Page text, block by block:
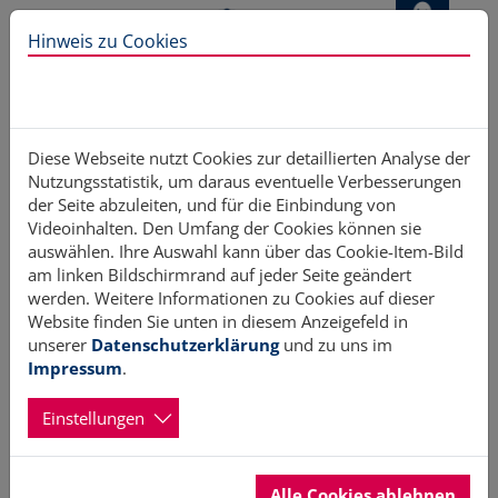
Direkt zur Hauptnavigation springen
Direkt zum Inhalt springen
Freiwilligensurvey: Bericht zur Lage
von Engagement und Ehrenamt
veröffentlicht
18.11.2025
Der Kurzbericht des 6. Deutschen Freiwilligensurveys (FWS
Staatsministerin für Sport und Ehrenamt im Kanzleramt,
Hinweis zu Cookies
Diese Webseite nutzt Cookies zur detaillierten Analyse der
Nutzungsstatistik, um daraus eventuelle Verbesserungen
der Seite abzuleiten, und für die Einbindung von
Videoinhalten. Den Umfang der Cookies können sie
auswählen. Ihre Auswahl kann über das Cookie-Item-Bild
am linken Bildschirmrand auf jeder Seite geändert
werden. Weitere Informationen zu Cookies auf dieser
Website finden Sie unten in diesem Anzeigefeld in
unserer Datenschutzerklärungund zu uns im
Impressum.
Einstellungen